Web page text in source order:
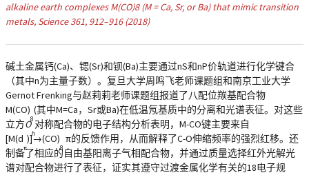
alkaline earth complexes M(CO)8 (M = Ca, Sr, or Ba) that mimic transition
metals, Science 361, 912–916 (2018)
碱土金属钙(Ca)、锶(Sr)和钡(Ba)主要通过nS和nP价轨道进行化学键合
（其中n为主量子数）。复旦大学周鸣飞老师课题组和南京工业大学
Gernot Frenking与赵莉莉老师课题组报道了八配位羰基配合物
M(CO)
8
(其中M=Ca，Sr或Ba)在低温氖基质中的分离和光谱表征。对这些
立方O
h
对称配合物的电子结构分析表明，M-CO键主要来自
[M(d
π
)]→(CO)
8
π的反馈作用，从而解释了C-O伸缩频率的强烈红移。还
制备了相应的自由基阳离子气相配合物，并通过质量选择红外光解光
谱对配合物进行了表征，证实其遵守过渡金属化学有关的18电子规